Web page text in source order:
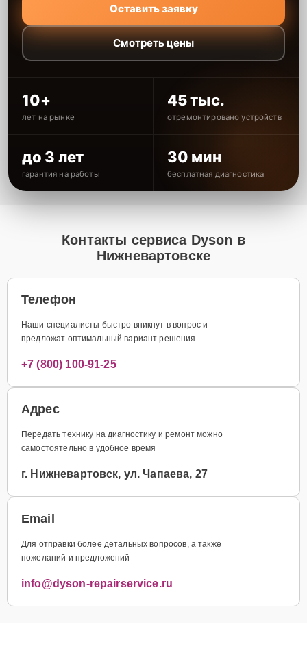
Оставить заявку
Смотреть цены
10+
лет на рынке
45 тыс.
отремонтировано устройств
до 3 лет
гарантия на работы
30 мин
бесплатная диагностика
Контакты сервиса Dyson в
Нижневартовске
Телефон
Наши специалисты быстро вникнут в вопрос и
предложат оптимальный вариант решения
+7 (800) 100-91-25
Адрес
Передать технику на диагностику и ремонт можно
самостоятельно в удобное время
г. Нижневартовск, ул. Чапаева, 27
Email
Для отправки более детальных вопросов, а также
пожеланий и предложений
info@dyson-repairservice.ru